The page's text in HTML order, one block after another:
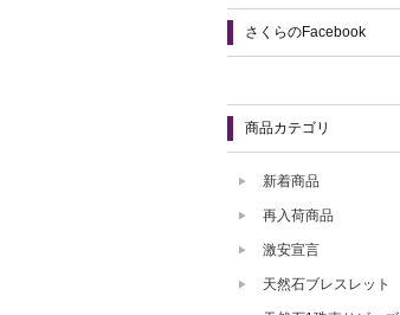
さくらのFacebook
商品カテゴリ
新着商品
再入荷商品
激安宣言
天然石ブレスレット